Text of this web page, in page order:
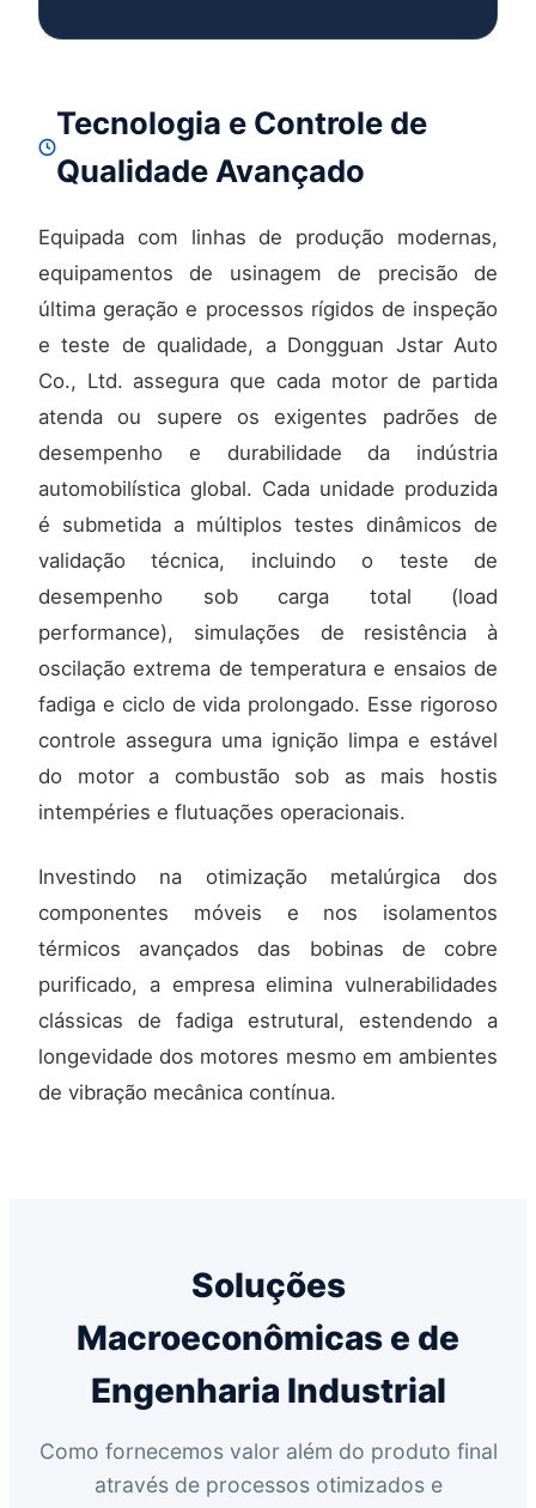
Tecnologia e Controle de
Qualidade Avançado
Equipada com linhas de produção modernas,
equipamentos de usinagem de precisão de
última geração e processos rígidos de inspeção
e teste de qualidade, a Dongguan Jstar Auto
Co., Ltd. assegura que cada motor de partida
atenda ou supere os exigentes padrões de
desempenho e durabilidade da indústria
automobilística global. Cada unidade produzida
é submetida a múltiplos testes dinâmicos de
validação técnica, incluindo o teste de
desempenho sob carga total (load
performance), simulações de resistência à
oscilação extrema de temperatura e ensaios de
fadiga e ciclo de vida prolongado. Esse rigoroso
controle assegura uma ignição limpa e estável
do motor a combustão sob as mais hostis
intempéries e flutuações operacionais.
Investindo na otimização metalúrgica dos
componentes móveis e nos isolamentos
térmicos avançados das bobinas de cobre
purificado, a empresa elimina vulnerabilidades
clássicas de fadiga estrutural, estendendo a
longevidade dos motores mesmo em ambientes
de vibração mecânica contínua.
Soluções
Macroeconômicas e de
Engenharia Industrial
Como fornecemos valor além do produto final
através de processos otimizados e